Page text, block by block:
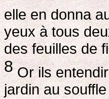
elle en donna
yeux à tous
des feuilles de
8Or ils
jardin au